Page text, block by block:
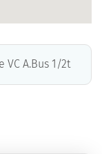
VC A.Bus 1/2t